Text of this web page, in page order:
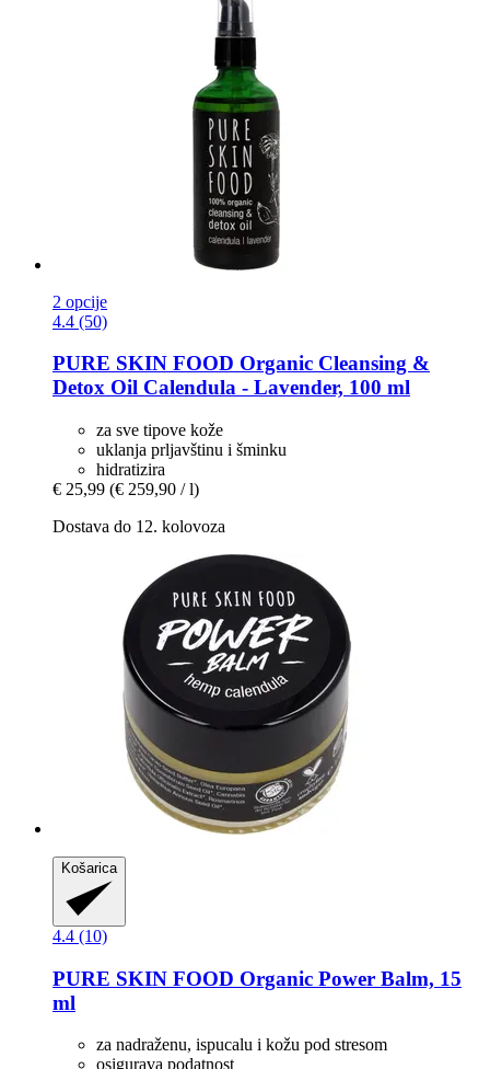
2 opcije
4.4 (50)
PURE SKIN FOOD Organic Cleansing &
Detox Oil Calendula -​ Lavender, 100 ml
za sve tipove kože
uklanja prljavštinu i šminku
hidratizira
€ 25,99 (€ 259,90 / l)
Dostava do 12. kolovoza
Košarica
4.4 (10)
PURE SKIN FOOD Organic Power Balm, 15
ml
za nadraženu, ispucalu i kožu pod stresom
osigurava podatnost